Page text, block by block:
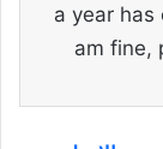
a year has
am fine,